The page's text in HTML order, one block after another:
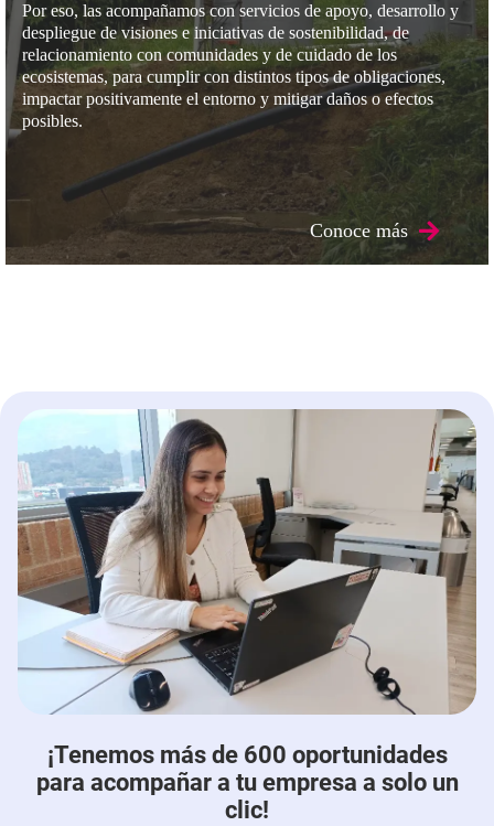
Por eso, las acompañamos con servicios de apoyo, desarrollo y
despliegue de visiones e iniciativas de sostenibilidad, de
relacionamiento con comunidades y de cuidado de los
ecosistemas, para cumplir con distintos tipos de obligaciones,
impactar positivamente el entorno y mitigar daños o efectos
posibles.
Conoce más
¡Tenemos más de 600 oportunidades
para acompañar a tu empresa a solo un
clic!